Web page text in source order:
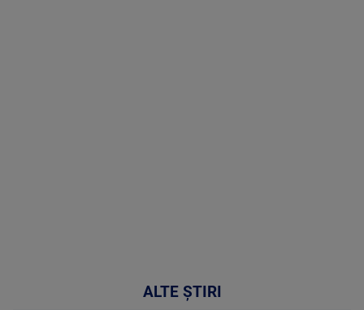
ALTE ȘTIRI